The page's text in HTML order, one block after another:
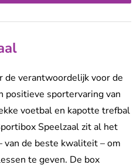
verantwoordelijk voor de
positieve sportervaring van
voetbal en kapotte trefbal
Speelzaal zit al het
van de beste kwaliteit – om
te geven. De box